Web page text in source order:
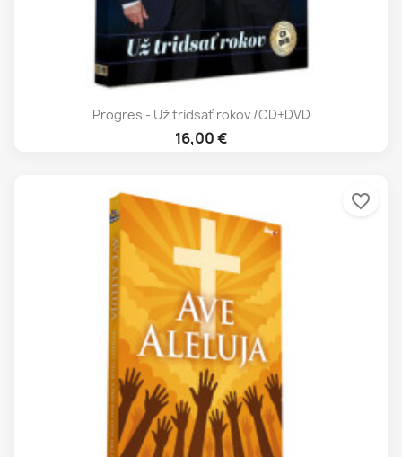
Progres - Už tridsať rokov /CD+DVD
16,00 €
favorite_border